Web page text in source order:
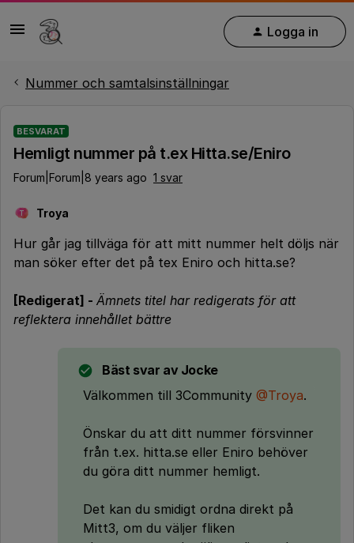
Logga in
Nummer och samtalsinställningar
BESVARAT
Hemligt nummer på t.ex Hitta.se/Eniro
Forum|Forum|8 years ago 1 svar
T Troya
Hur går jag tillväga för att mitt nummer helt döljs när
man söker efter det på tex Eniro och hitta.se?
[Redigerat] - Ämnets titel har redigerats för att
reflektera innehållet bättre
Bäst svar av Jocke
Välkommen till 3Community @Troya.
Önskar du att ditt nummer försvinner
från t.ex. hitta.se eller Eniro behöver
du göra ditt nummer hemligt.
Det kan du smidigt ordna direkt på
Mitt3, om du väljer fliken